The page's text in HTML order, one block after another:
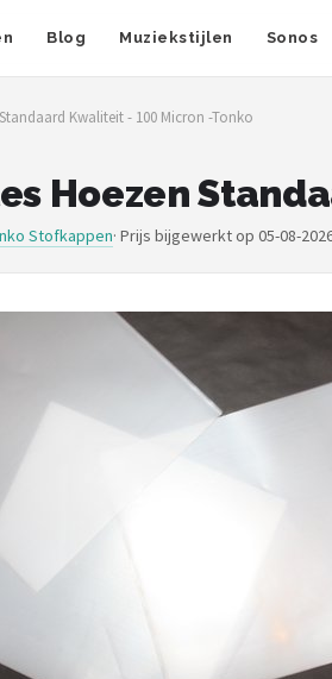
Blog Muziekstijlen Sonos
Kwaliteit - 100 Micron -Tonko
Hoezen
Stofkappen· Prijs bijgewerkt op 05-08-